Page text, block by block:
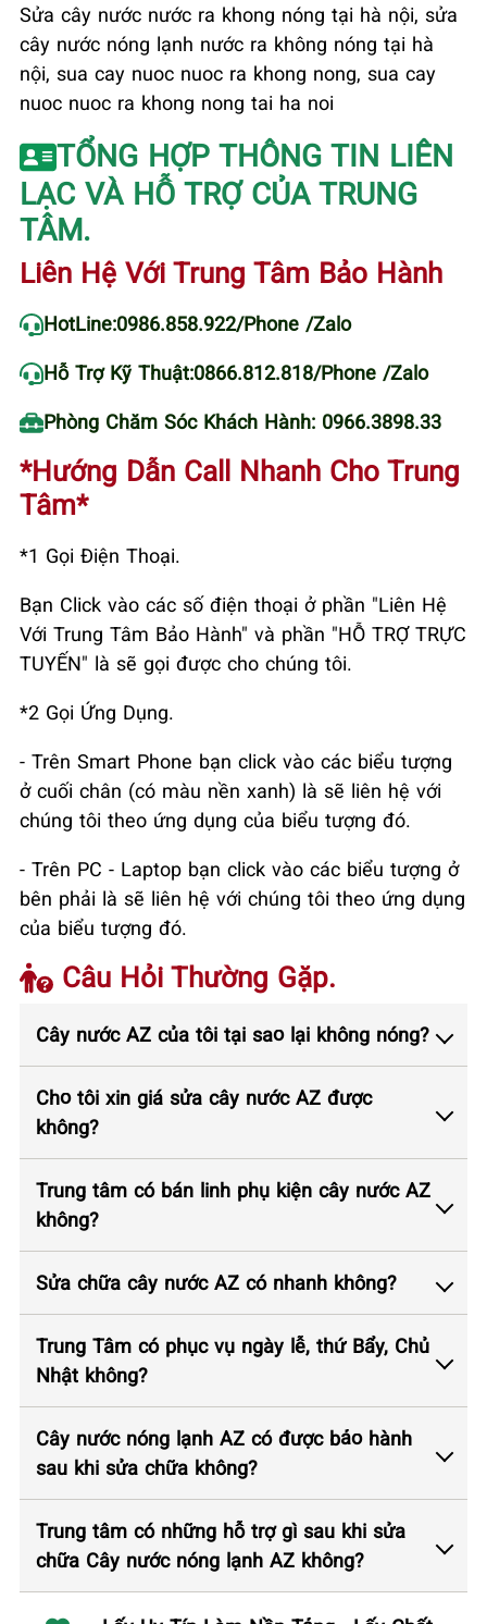
Sửa cây nước nước ra khong nóng tại hà nội, sửa
cây nước nóng lạnh nước ra không nóng tại hà
nội, sua cay nuoc nuoc ra khong nong, sua cay
nuoc nuoc ra khong nong tai ha noi
TỔNG HỢP THÔNG TIN LIÊN
LẠC VÀ HỖ TRỢ CỦA TRUNG
TÂM.
Liên Hệ Với Trung Tâm Bảo Hành
HotLine:0986.858.922/Phone /Zalo
Hỗ Trợ Kỹ Thuật:0866.812.818/Phone /Zalo
Phòng Chăm Sóc Khách Hành: 0966.3898.33
*Hướng Dẫn Call Nhanh Cho Trung
Tâm*
*1 Gọi Điện Thoại.
Bạn Click vào các số điện thoại ở phần "Liên Hệ
Với Trung Tâm Bảo Hành" và phần "HỖ TRỢ TRỰC
TUYẾN" là sẽ gọi được cho chúng tôi.
*2 Gọi Ứng Dụng.
- Trên Smart Phone bạn click vào các biểu tượng
ở cuối chân (có màu nền xanh) là sẽ liên hệ với
chúng tôi theo ứng dụng của biểu tượng đó.
- Trên PC - Laptop bạn click vào các biểu tượng ở
bên phải là sẽ liên hệ với chúng tôi theo ứng dụng
của biểu tượng đó.
Câu Hỏi Thường Gặp.
Cây nước AZ của tôi tại sao lại không nóng?
Cho tôi xin giá sửa cây nước AZ được
không?
Trung tâm có bán linh phụ kiện cây nước AZ
không?
Sửa chữa cây nước AZ có nhanh không?
Trung Tâm có phục vụ ngày lễ, thứ Bẩy, Chủ
Nhật không?
Cây nước nóng lạnh AZ có được bảo hành
sau khi sửa chữa không?
Trung tâm có những hỗ trợ gì sau khi sửa
chữa Cây nước nóng lạnh AZ không?